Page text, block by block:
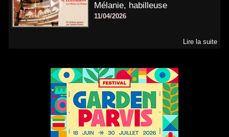
Mélanie, habilleuse
11/04/2026
Lire la suite